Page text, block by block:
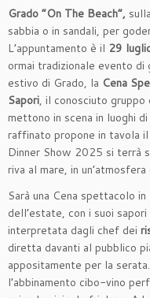
Grado “On The Beach”,
sabbia o in sandali, per
L’appuntamento è il 29
ormai tradizionale evento
estivo di Grado, la Cena
Sapori, il conosciuto gruppo
mettono in scena in luoghi
raffinato propone in tavola
Dinner Show 2025 si terrà
riva al mare, in
Sarà una Cena spettacolo in
dell’estate, con i suoi
interpretata dagli chef dei
diretta davanti al pubblico
appositamente per la
l’abbinamento cibo-vino